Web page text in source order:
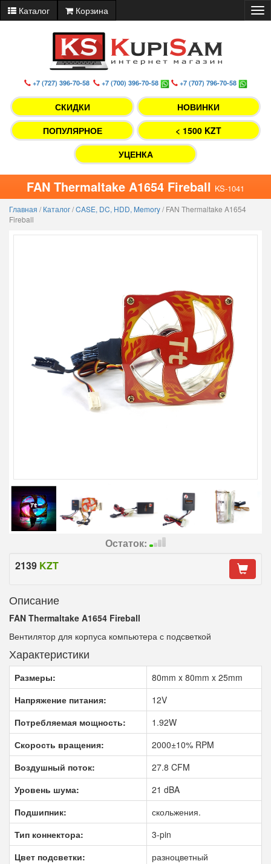
Каталог Корзина
+7 (727) 396-70-58 +7 (700) 396-70-58 +7 (707) 796-70-58
СКИДКИ
НОВИНКИ
ПОПУЛЯРНОЕ
< 1500 KZT
УЦЕНКА
FAN Thermaltake A1654 Fireball KS-1041
Главная /Каталог/CASE, DC, HDD, Memory/FAN Thermaltake A1654
Fireball
Остаток:
2139 KZT
Описание
FAN Thermaltake A1654 Fireball
Вентилятор для корпуса компьютера с подсветкой
Характеристики
Размеры: 80mm x 80mm x 25mm
Напряжение питания:
12V
Потребляемая мощность:
1.92W
Скорость вращения:
2000±10% RPM
Воздушный поток:
27.8 CFM
Уровень шума:
21 dBA
Подшипник:
скольжения.
Тип коннектора:
3-pin
Цвет подсветки:
разноцветный